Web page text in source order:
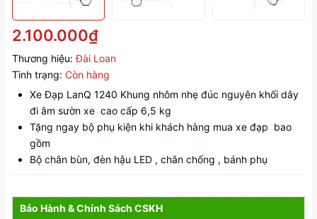
2.100.000₫
Thương hiệu: Đài Loan
Tình trạng: Còn hàng
Xe Đạp LanQ 1240 Khung nhôm nhẹ đúc nguyên khối dây
đi âm sườn xe cao cấp 6,5 kg
Tặng ngay bộ phụ kiện khi khách hàng mua xe đạp bao
gồm
Bộ chắn bùn, đèn hậu LED , chân chống , bánh phụ
Bảo Hành & Chính Sách CSKH